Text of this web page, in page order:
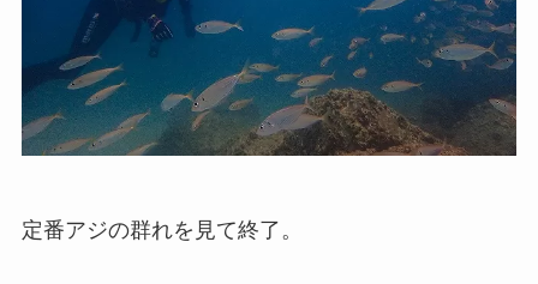
定番アジの群れを見て終了。